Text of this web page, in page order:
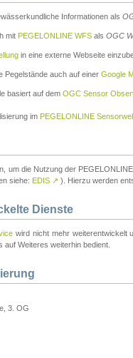
Informationen als
mit PEGELONLINE WFS als OGC
in eine externe Webseite
Pegelstände auch auf einer Google
basiert auf dem OGC Sensor
im PEGELONLINE
um die Nutzung der
siehe: EDIS ↗ ). Hierzu werden
Dienste
wird nicht mehr weiterentwickelt
auf Weiteres weiterhin bedient.
3. OG